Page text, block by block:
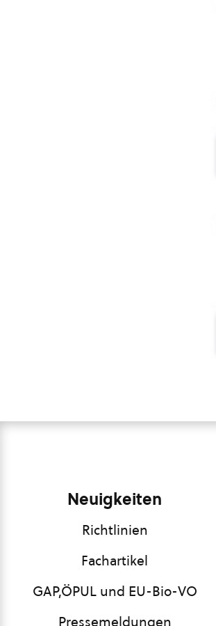
Neuigkeiten
Richtlinien
Fachartikel
GAP,ÖPUL und EU-Bio-VO
Pressemeldungen